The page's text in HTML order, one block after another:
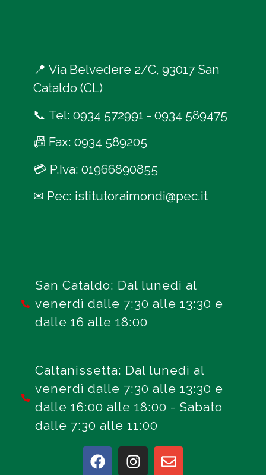
📍 Via Belvedere 2/C, 93017 San
Cataldo (CL)
📞 Tel: 0934 572991 - 0934 589475
📠 Fax: 0934 589205
💳 P.Iva: 01966890855
✉ Pec: istitutoraimondi@pec.it
San Cataldo: Dal lunedi al
venerdì dalle 7:30 alle 13:30 e
dalle 16 alle 18:00
Caltanissetta: Dal lunedì al
venerdì dalle 7:30 alle 13:30 e
dalle 16:00 alle 18:00 - Sabato
dalle 7:30 alle 11:00